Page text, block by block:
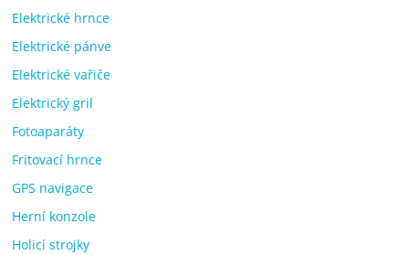
Elektrické hrnce
Elektrické pánve
Elektrické vařiče
Elektrický gril
Fotoaparáty
Fritovací hrnce
GPS navigace
Herní konzole
Holicí strojky